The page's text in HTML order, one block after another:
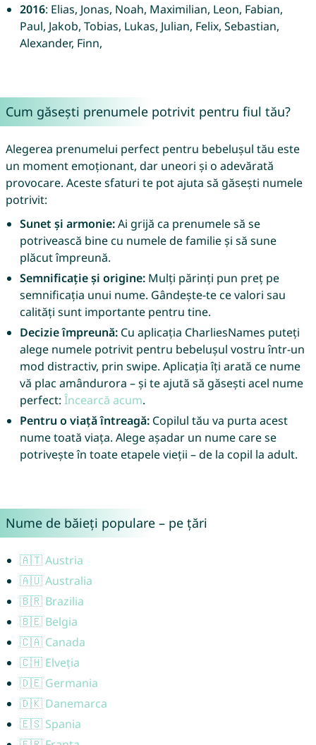
2016: Elias, Jonas, Noah, Maximilian, Leon, Fabian,
Paul, Jakob, Tobias, Lukas, Julian, Felix, Sebastian,
Alexander, Finn,
Cum găsești prenumele potrivit pentru fiul tău?
Alegerea prenumelui perfect pentru bebelușul tău este
un moment emoționant, dar uneori și o adevărată
provocare. Aceste sfaturi te pot ajuta să găsești numele
potrivit:
Sunet și armonie:Ai grijă ca prenumele să se
potrivească bine cu numele de familie și să sune
plăcut împreună.
Semnificație și origine:Mulți părinți pun preț pe
semnificația unui nume. Gândește-te ce valori sau
calități sunt importante pentru tine.
Decizie împreună:Cu aplicația CharliesNames puteți
alege numele potrivit pentru bebelușul vostru într-un
mod distractiv, prin swipe. Aplicația îți arată ce nume
vă plac amândurora – și te ajută să găsești acel nume
perfect: Încearcă acum.
Pentru o viață întreagă:Copilul tău va purta acest
nume toată viața. Alege așadar un nume care se
potrivește în toate etapele vieții – de la copil la adult.
Nume de băieți populare – pe țări
🇦🇹 Austria
🇦🇺 Australia
🇧🇷 Brazilia
🇧🇪 Belgia
🇨🇦 Canada
🇨🇭 Elveția
🇩🇪 Germania
🇩🇰 Danemarca
🇪🇸 Spania